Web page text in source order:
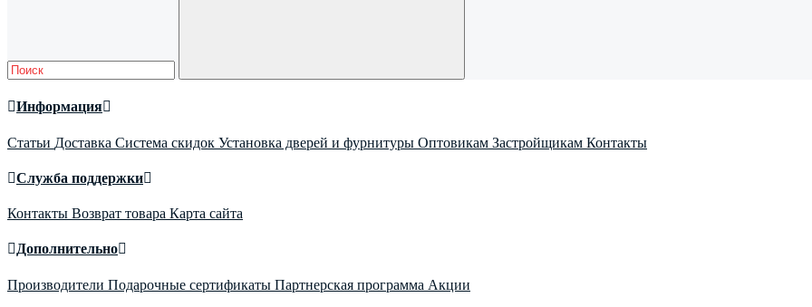
Информация
Статьи Доставка Система скидок Установка дверей и фурнитуры Оптовикам Застройщикам Контакты
Служба поддержки
Контакты Возврат товара Карта сайта
Дополнительно
Производители Подарочные сертификаты Партнерская программа Акции